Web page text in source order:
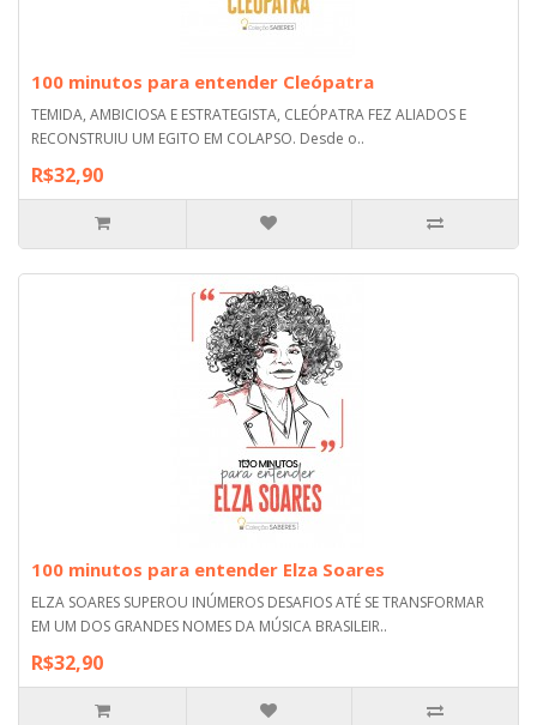
100 minutos para entender Cleópatra
TEMIDA, AMBICIOSA E ESTRATEGISTA, CLEÓPATRA FEZ ALIADOS E
RECONSTRUIU UM EGITO EM COLAPSO. Desde o..
R$32,90
100 minutos para entender Elza Soares
ELZA SOARES SUPEROU INÚMEROS DESAFIOS ATÉ SE TRANSFORMAR
EM UM DOS GRANDES NOMES DA MÚSICA BRASILEIR..
R$32,90